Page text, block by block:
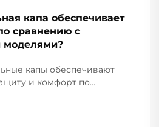
капа обеспечивает
сравнению с
моделями?
капы обеспечивают
и комфорт по
больше уже сейчас.